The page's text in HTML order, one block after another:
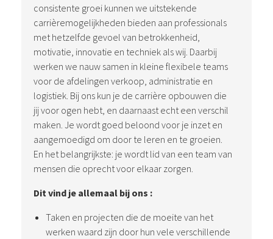
consistente groei kunnen we uitstekende
carrièremogelijkheden bieden aan professionals
met hetzelfde gevoel van betrokkenheid,
motivatie, innovatie en techniek als wij. Daarbij
werken we nauw samen in kleine flexibele teams
voor de afdelingen verkoop, administratie en
logistiek. Bij ons kun je de carrière opbouwen die
jij voor ogen hebt, en daarnaast echt een verschil
maken. Je wordt goed beloond voor je inzet en
aangemoedigd om door te leren en te groeien.
En het belangrijkste: je wordt lid van een team van
mensen die oprecht voor elkaar zorgen.
Dit vind je allemaal bij ons :
Taken en projecten die de moeite van het
werken waard zijn door hun vele verschillende